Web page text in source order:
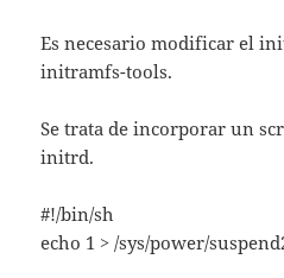
Es necesario modificar el
initramfs-tools.
Se trata de incorporar un
initrd.
#!/bin/sh
echo 1 > /sys/power/